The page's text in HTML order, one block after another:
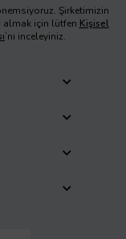
Şirketimizin
almak için lütfen Kişisel
’nı inceleyiniz.